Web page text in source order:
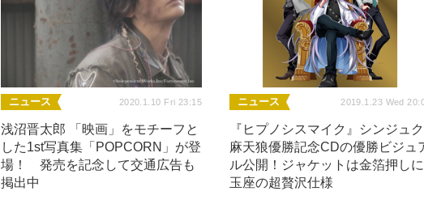
ニュース 2020.1.10 Fri 23:15
浅沼晋太郎 「映画」をモチーフと
した1st写真集「POPCORN」が登
場！ 発売を記念して交通広告も
掲出中
ニュース 2019.1.23 Wed
『ヒプノシスマイク』シンジュク
麻天狼優勝記念CDの優勝ビジュ
ル公開！ジャケットは金箔押しに
玉座の超贅沢仕様